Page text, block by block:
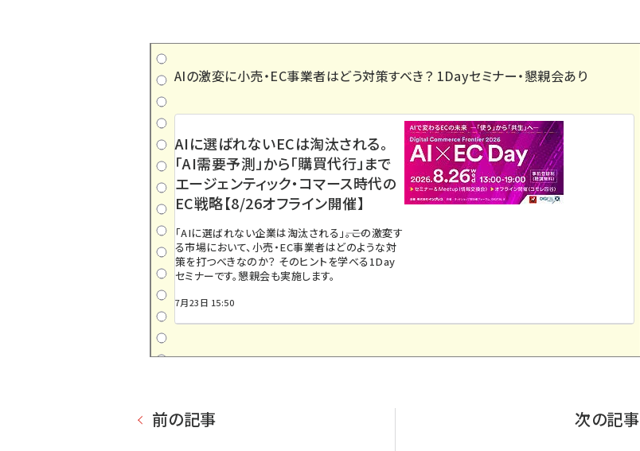
AIの激変に小売・EC事業者はどう対策すべき？ 1Dayセミナー・懇親会あり
AIに選ばれないECは淘汰される。
「AI需要予測」から「購買代行」まで
エージェンティック・コマース時代の
EC戦略【8/26オフライン開催】
「AIに選ばれない企業は淘汰される」――。この激変す
る市場において、小売・EC事業者はどのような対
策を打つべきなのか？ そのヒントを学べる1Day
セミナーです。懇親会も実施します。
7月23日 15:50
前の記事 次の記事